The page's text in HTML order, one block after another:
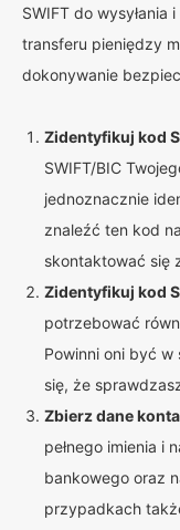
SWIFT do
transferu pieniędzy
dokonywanie
Zidentyfikuj kod
SWIFT/BIC
jednoznacznie
znaleźć ten kod
skontaktować się
Zidentyfikuj kod
potrzebować
Powinni oni być
się, że
Zbierz dane
pełnego imienia i
bankowego oraz
przypadkach